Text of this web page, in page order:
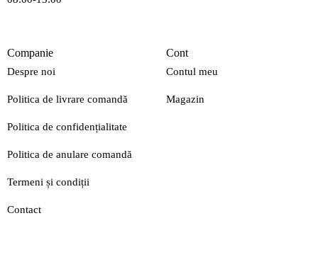
Companie
Despre noi
Politica de livrare comandă
Politica de confidențialitate
Politica de anulare comandă
Termeni și condiții
Contact
Cont
Contul meu
Magazin